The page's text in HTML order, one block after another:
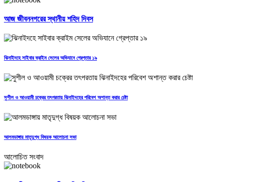
আজ জীবননগরের স্থানীয় শহিদ দিবস
ঝিনাইদহে সাইবার ক্রাইম সেলের অভিযানে গ্রেপ্তার ১৯
সুশীল ও আওয়ামী চক্রের তৎপরতায় ঝিনাইদহের পরিবেশ অশান্ত করার চেষ্টা
আলমডাঙ্গায় মাতৃদুগ্ধ বিষয়ক আলোচনা সভা
আলোচিত সংবাদ